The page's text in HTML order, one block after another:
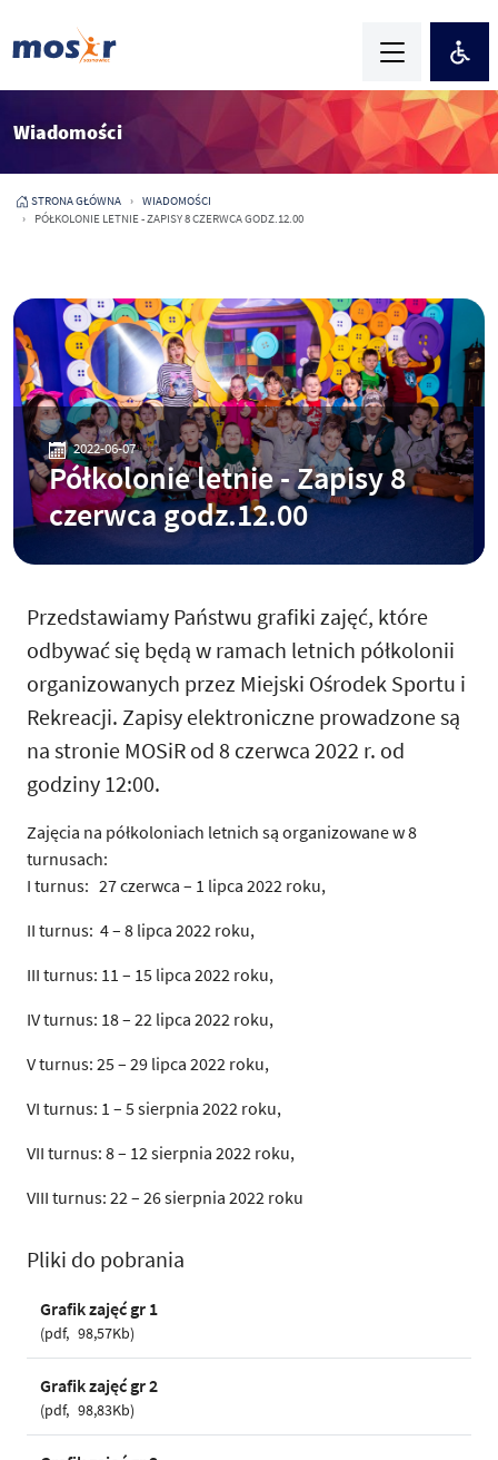
Wiadomości
STRONA GŁÓWNA
WIADOMOŚCI
PÓŁKOLONIE LETNIE - ZAPISY 8 CZERWCA GODZ.12.00
2022-06-07
Półkolonie letnie - Zapisy 8
czerwca godz.12.00
Przedstawiamy Państwu grafiki zajęć, które
odbywać się będą w ramach letnich półkolonii
organizowanych przez Miejski Ośrodek Sportu i
Rekreacji. Zapisy elektroniczne prowadzone są
na stronie MOSiR od 8 czerwca 2022 r. od
godziny 12:00.
Zajęcia na półkoloniach letnich są organizowane w 8
turnusach:
I turnus: 27 czerwca – 1 lipca 2022 roku,
II turnus: 4 – 8 lipca 2022 roku,
III turnus: 11 – 15 lipca 2022 roku,
IV turnus: 18 – 22 lipca 2022 roku,
V turnus: 25 – 29 lipca 2022 roku,
VI turnus: 1 – 5 sierpnia 2022 roku,
VII turnus: 8 – 12 sierpnia 2022 roku,
VIII turnus: 22 – 26 sierpnia 2022 roku
Pliki do pobrania
Grafik zajęć gr 1
pdf 98,57Kb
Grafik zajęć gr 2
pdf 98,83Kb